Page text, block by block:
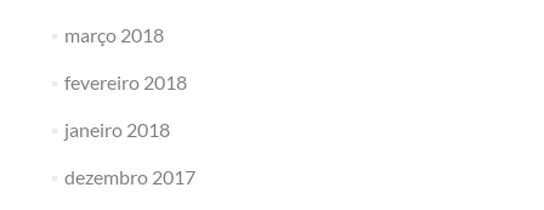
março 2018
fevereiro 2018
janeiro 2018
dezembro 2017